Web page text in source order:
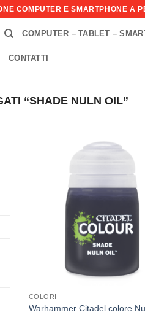
COMPUTER E SMARTPHONE A
COMPUTER – TABLET –
CONTATTI
“SHADE NULN OIL”
COLORI
Warhammer Citadel colore